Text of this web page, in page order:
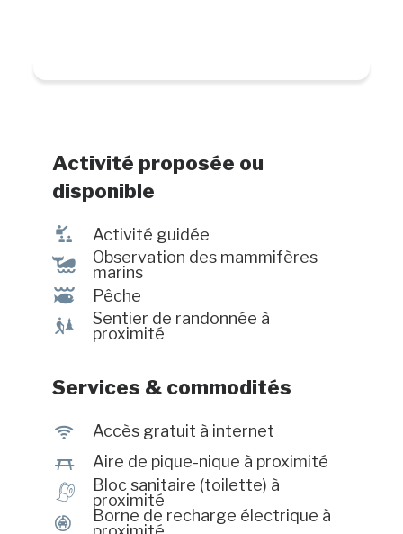
Activité proposée ou
disponible
î Activité guidée
%
Observation des mammifères
marins
@ Pêche
&
Sentier de randonnée à
proximité
Services & commodités
J Accès gratuit à internet
h Aire de pique-nique à proximité
h
Bloc sanitaire (toilette) à
proximité
P
Borne de recharge électrique à